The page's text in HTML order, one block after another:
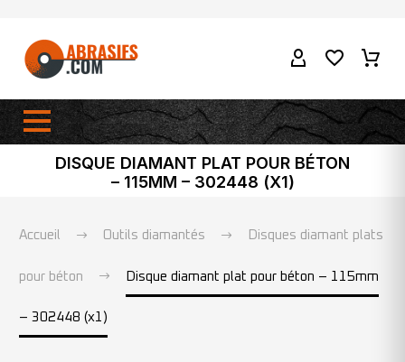
DISQUE DIAMANT PLAT POUR BÉTON
– 115MM – 302448 (X1)
Accueil Outils diamantés Disques diamant plats
pour béton Disque diamant plat pour béton – 115mm
– 302448 (x1)